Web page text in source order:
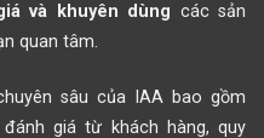
và khuyên dùng các sản
quan tâm.
sâu của IAA bao gồm
giá từ khách hàng, quy